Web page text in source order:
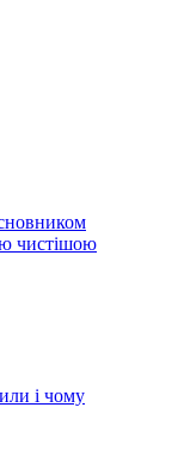
чистішою
і чому